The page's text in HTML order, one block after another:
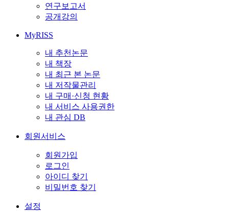
연구보고서
공개강의
MyRISS
내 추천논문
내 책장
내 최근 본 논문
내 저작물관리
내 구매·신청 현황
내 서비스 사용권한
내 관심 DB
회원서비스
회원가입
로그인
아이디 찾기
비밀번호 찾기
설정